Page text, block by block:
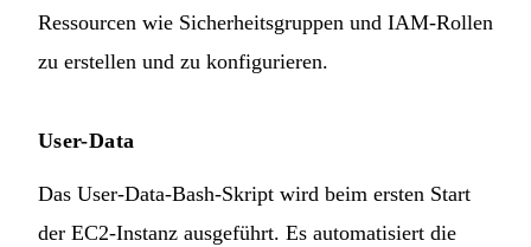
Ressourcen wie Sicherheitsgruppen und IAM-Rollen
zu erstellen und zu konfigurieren.
User-Data
Das User-Data-Bash-Skript wird beim ersten Start
der EC2-Instanz ausgeführt. Es automatisiert die